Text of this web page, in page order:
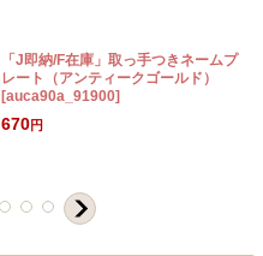
「J即納/F在庫」取っ手つきネームプ
レート（アンティークゴールド）
[auca90a_91900]
670円